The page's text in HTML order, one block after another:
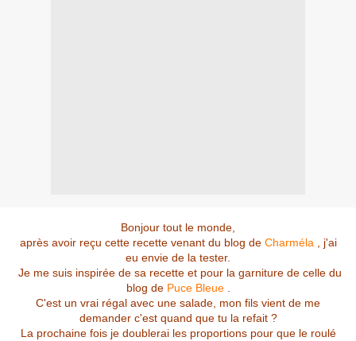
Bonjour tout le monde,
après avoir reçu cette recette venant du blog de Charméla , j'ai
eu envie de la tester.
Je me suis inspirée de sa recette et pour la garniture de celle du
blog de Puce Bleue.
C'est un vrai régal avec une salade, mon fils vient de me
demander c'est quand que tu la refait ?
La prochaine fois je doublerai les proportions pour que le roulé